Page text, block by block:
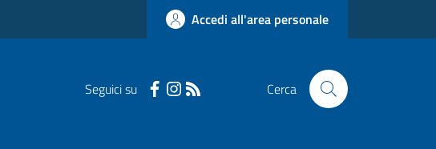
Accedi all'area personale
Seguici su Cerca